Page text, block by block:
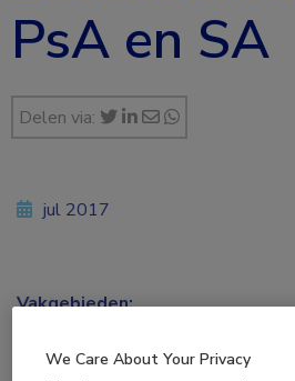
PsA en SA
Delen via:
jul 2017
Vakgebieden:
We Care About Your Privacy